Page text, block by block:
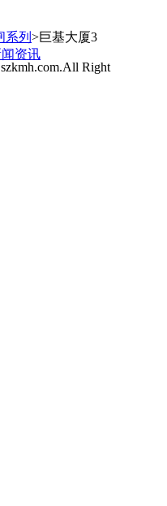
系列 >巨基大厦3
资讯
Right